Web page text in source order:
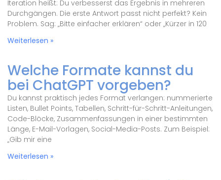
Iteration heißt: Du verbesserst das Ergebnis in mehreren
Durchgängen. Die erste Antwort passt nicht perfekt? Kein
Problem. Sag: „Bitte einfacher erklären“ oder „Kürzer in 120
Weiterlesen »
Welche Formate kannst du
bei ChatGPT vorgeben?
Du kannst praktisch jedes Format verlangen: nummerierte
Listen, Bullet Points, Tabellen, Schritt-für-Schritt-Anleitungen,
Code-Blöcke, Zusammenfassungen in einer bestimmten
Länge, E-Mail-Vorlagen, Social-Media-Posts. Zum Beispiel:
„Gib mir eine
Weiterlesen »